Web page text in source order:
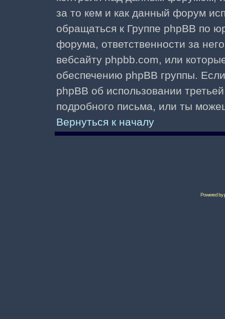
за то кем и как данный форум
обращаться к Группе phpBB по
форума, ответственности за
вебсайту phpbb.com, или
обеспечению phpBB группы.
phpBB об использовании
подробного письма, или ты
Вернуться к началу
Powered by